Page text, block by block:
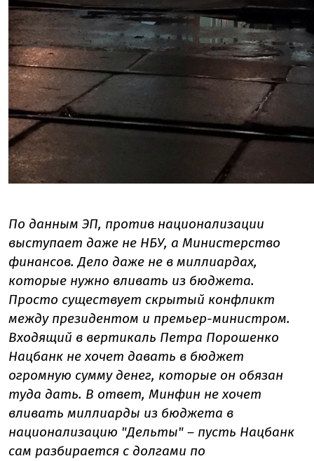
По данным ЭП, против национализации
выступает даже не НБУ, а Министерство
финансов. Дело даже не в миллиардах,
которые нужно вливать из бюджета.
Просто существует скрытый конфликт
между президентом и премьер-министром.
Входящий в вертикаль Петра Порошенко
Нацбанк не хочет давать в бюджет
огромную сумму денег, которые он обязан
туда дать. В ответ, Минфин не хочет
вливать миллиарды из бюджета в
национализацию "Дельты" – пусть Нацбанк
сам разбирается с долгами по